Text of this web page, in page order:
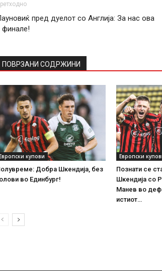
пред дуелот со Англија: За нас ова
финале!
ПОВРЗАНИ СОДРЖИНИ
купови
Добра Шкендија, без
во Единбург!
Европски
Познати се
Шкендија со
Манев во
истиот…